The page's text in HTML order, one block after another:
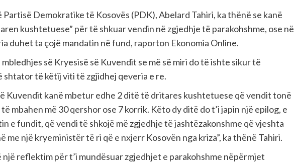
Demokratike të Kosovës (PDK), Abelard Tahiri, ka thënë se kanë
kushtetuese” për të shkuar vendin në zgjedhje të parakohshme, ose në
duhet ta çojë mandatin në fund, raporton Ekonomia Online.
së Kryesisë së Kuvendit se më së miri do të ishte sikur të
shtator të këtij viti të zgjidhej qeveria e re.
Kuvendit kanë mbetur edhe 2 ditë të dritares kushtetuese që vendit tonë
mbahen më 30 qershor ose 7 korrik. Këto dy ditë do t’i japin një epilog, e
e fundit, që vendi të shkojë më zgjedhje të jashtëzakonshme që vjeshta
me një kryeministër të ri që e nxjerr Kosovën nga kriza”, ka thënë Tahiri.
reflektim për t’i mundësuar zgjedhjet e parakohshme nëpërmjet